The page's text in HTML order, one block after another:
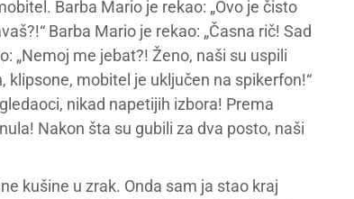
Barba Mario je rekao: „Ovo je čisto
Barba Mario je rekao: „Časna rič! Sad
„Nemoj me jebat?! Ženo, naši su uspili
klipsone, mobitel je uključen na spikerfon!“
nikad napetijih izbora! Prema
Nakon šta su gubili za dva posto, naši
kušine u zrak. Onda sam ja stao kraj